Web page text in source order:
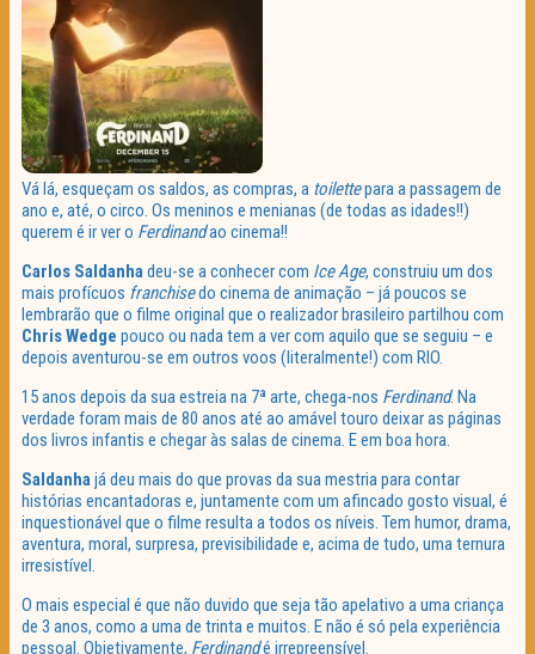
Vá lá, esqueçam os saldos, as compras, a toilettepara a passagem de
ano e, até, o circo. Os meninos e menianas (de todas as idades!!)
querem é ir ver o Ferdinandao cinema!!
Carlos Saldanhadeu-se a conhecer com Ice Age, construiu um dos
mais profícuos franchisedo cinema de animação – já poucos se
lembrarão que o filme original que o realizador brasileiro partilhou com
Chris Wedge pouco ou nada tem a ver com aquilo que se seguiu – e
depois aventurou-se em outros voos (literalmente!) com RIO.
15 anos depois da sua estreia na 7ª arte, chega-nos Ferdinand. Na
verdade foram mais de 80 anos até ao amável touro deixar as páginas
dos livros infantis e chegar às salas de cinema. E em boa hora.
Saldanhajá deu mais do que provas da sua mestria para contar
histórias encantadoras e, juntamente com um afincado gosto visual, é
inquestionável que o filme resulta a todos os níveis. Tem humor, drama,
aventura, moral, surpresa, previsibilidade e, acima de tudo, uma ternura
irresistível.
O mais especial é que não duvido que seja tão apelativo a uma criança
de 3 anos, como a uma de trinta e muitos. E não é só pela experiência
pessoal. Objetivamente, Ferdinandé irrepreensível.